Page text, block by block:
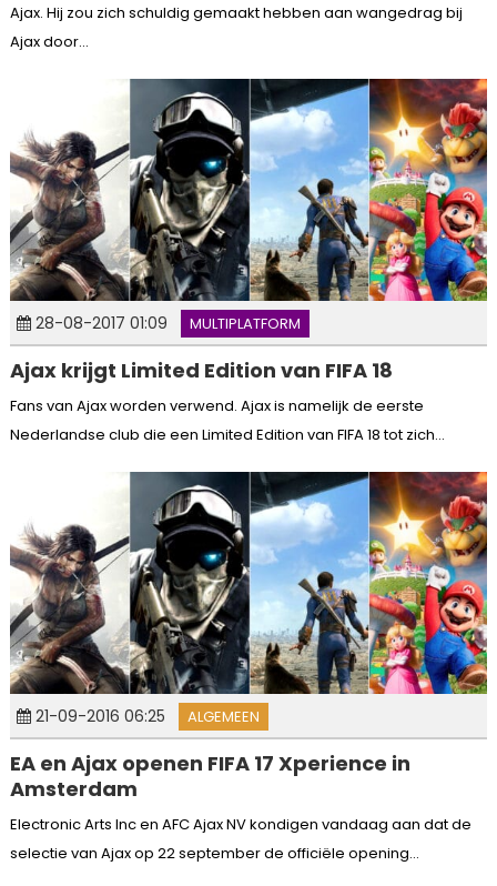
Ajax. Hij zou zich schuldig gemaakt hebben aan wangedrag bij
Ajax door...
28-08-2017 01:09 MULTIPLATFORM
Ajax krijgt Limited Edition van FIFA 18
Fans van Ajax worden verwend. Ajax is namelijk de eerste
Nederlandse club die een Limited Edition van FIFA 18 tot zich...
21-09-2016 06:25 ALGEMEEN
EA en Ajax openen FIFA 17 Xperience in
Amsterdam
Electronic Arts Inc en AFC Ajax NV kondigen vandaag aan dat de
selectie van Ajax op 22 september de officiële opening...